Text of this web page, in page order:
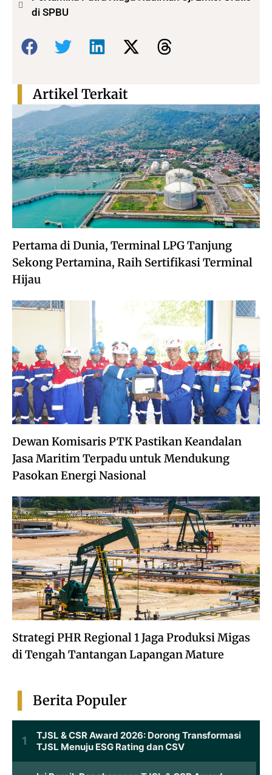
di SPBU
Bagikan:
Pertama di Dunia, Terminal LPG Tanjung
Sekong Pertamina, Raih Sertifikasi Terminal
Hijau
Dewan Komisaris PTK Pastikan Keandalan
Jasa Maritim Terpadu untuk Mendukung
Pasokan Energi Nasional
Strategi PHR Regional 1 Jaga Produksi Migas
di Tengah Tantangan Lapangan Mature
Artikel Terkait
Berita Populer